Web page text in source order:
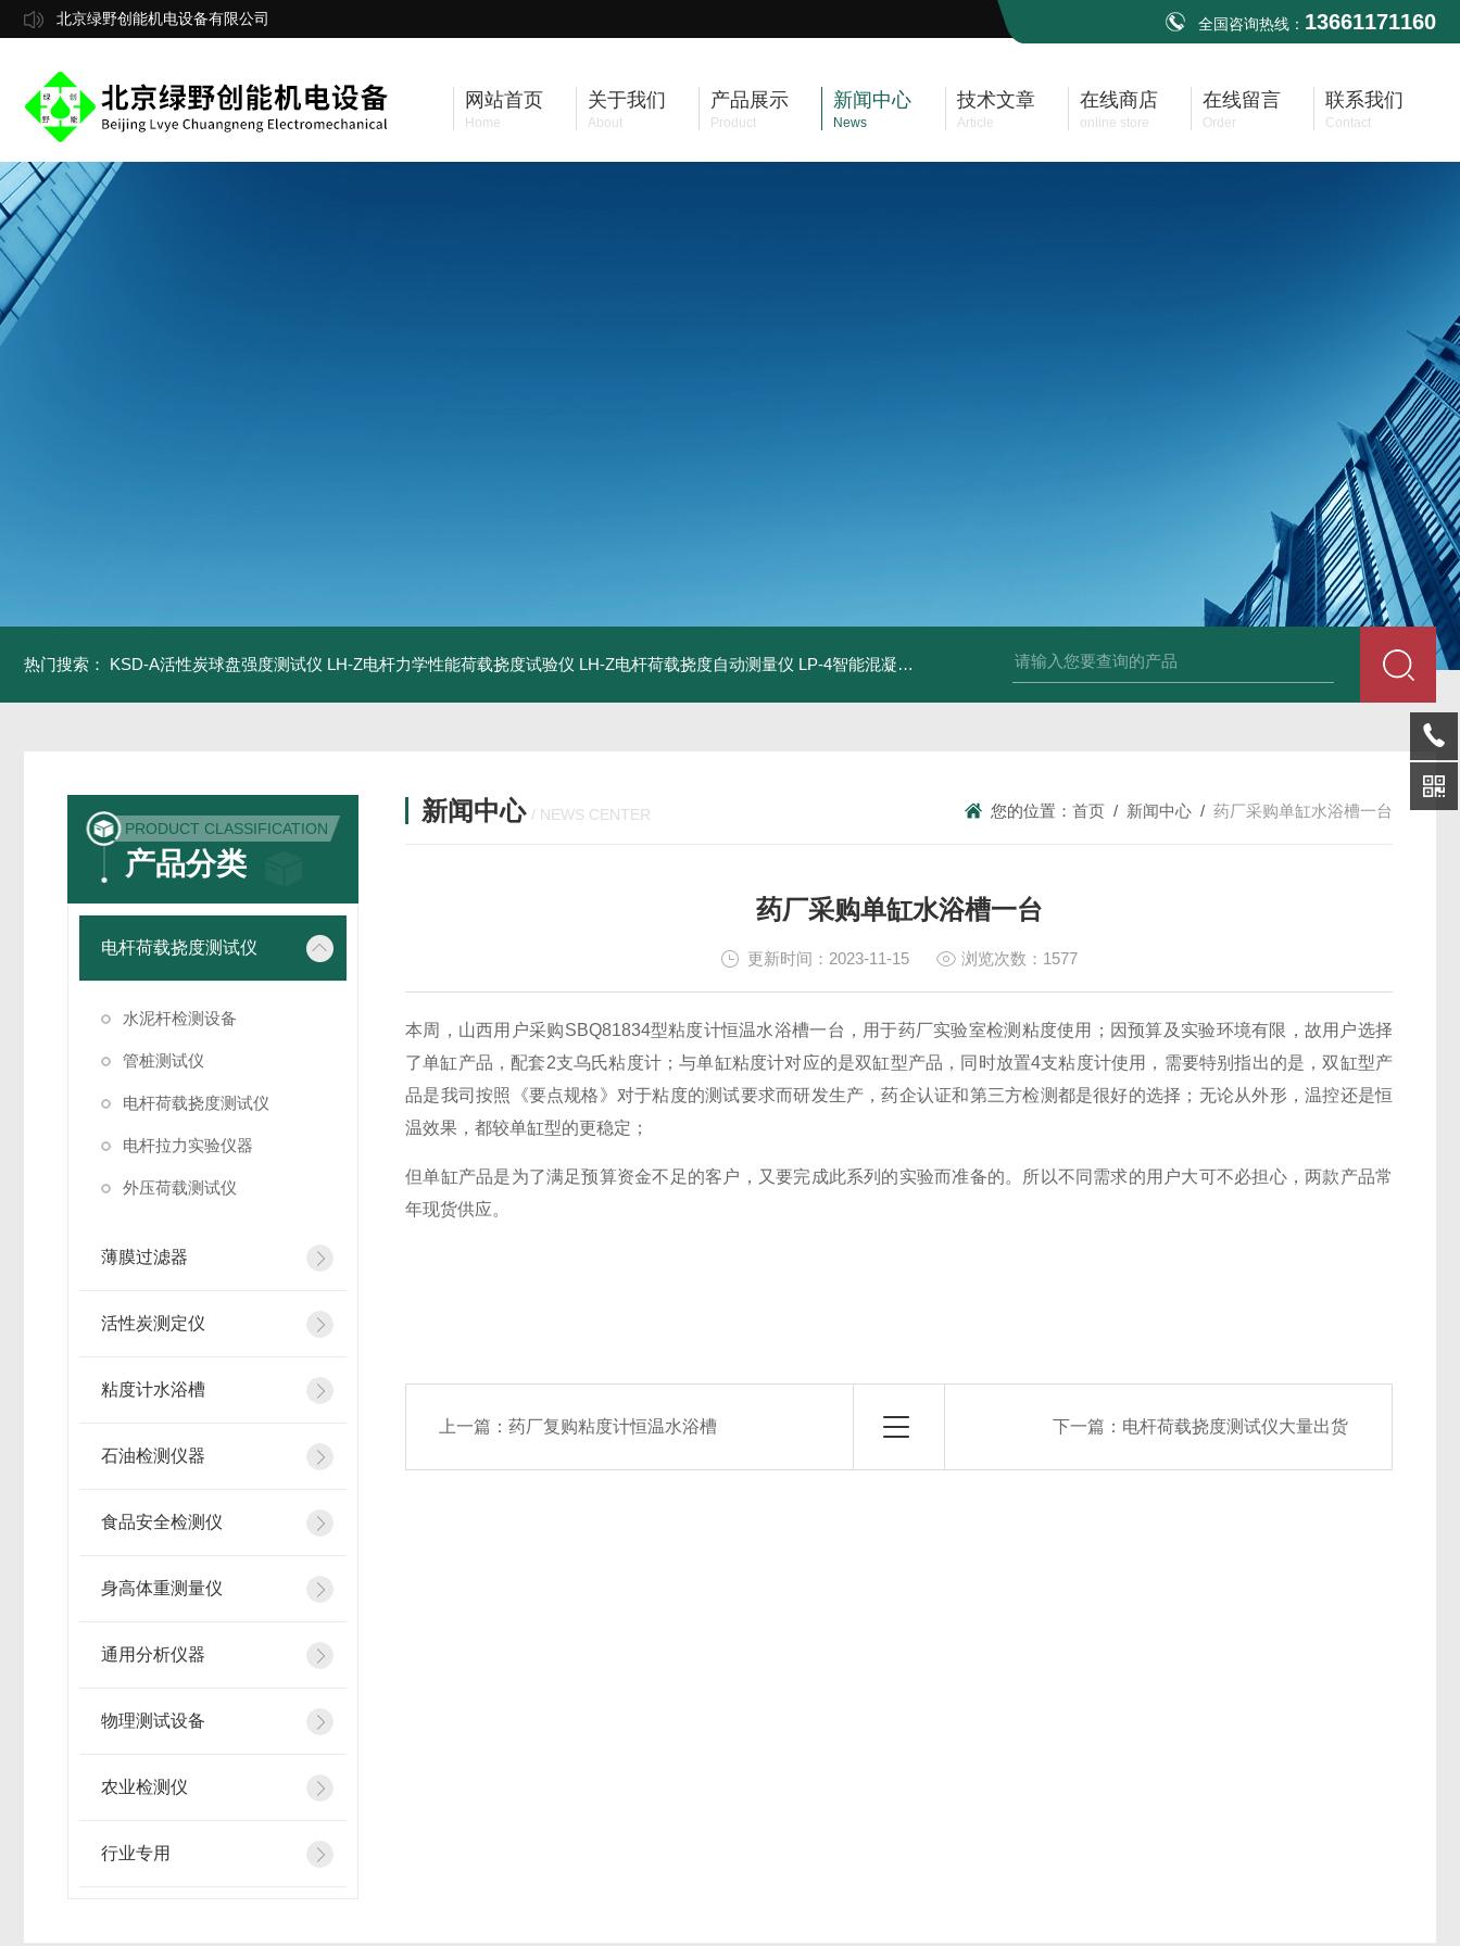
北京绿野创能机电设备有限公司 全国咨询热线： 13661171160
网站首页
Home
关于我们
About
产品展示
Product
新闻中心
News
技术文章
Article
在线商店
online store
在线留言
Order
联系我们
Contact
热门搜索： KSD-A活性炭球盘强度测试仪 LH-Z电杆力学性能荷载挠度试验仪 LH-Z电杆荷载挠度自动测量仪 LP-4智能混凝土电杆检测系统 LP-4混凝土电杆检测仪 LW-4电杆荷载挠度自动测量仪（无线
PRODUCT CLASSIFICATION
产品分类
电杆荷载挠度测试仪
水泥杆检测设备
管桩测试仪
电杆荷载挠度测试仪
电杆拉力实验仪器
外压荷载测试仪
薄膜过滤器
活性炭测定仪
粘度计水浴槽
石油检测仪器
食品安全检测仪
身高体重测量仪
通用分析仪器
物理测试设备
农业检测仪
行业专用
新闻中心 / NEWS CENTER 您的位置： 首页 / 新闻中心 / 药厂采购单缸水浴槽一台
药厂采购单缸水浴槽一台
更新时间：2023-11-15 浏览次数：1577
本周，山西用户采购SBQ81834型粘度计恒温水浴槽一台，用于药厂实验室检测粘度使用；因预算及实验环境有限，故用户选择
了单缸产品，配套2支乌氏粘度计；与单缸粘度计对应的是双缸型产品，同时放置4支粘度计使用，需要特别指出的是，双缸型产
品是我司按照《要点规格》对于粘度的测试要求而研发生产，药企认证和第三方检测都是很好的选择；无论从外形，温控还是恒
温效果，都较单缸型的更稳定；
但单缸产品是为了满足预算资金不足的客户，又要完成此系列的实验而准备的。所以不同需求的用户大可不必担心，两款产品常
年现货供应。
上一篇：药厂复购粘度计恒温水浴槽 下一篇： 电杆荷载挠度测试仪大量出货